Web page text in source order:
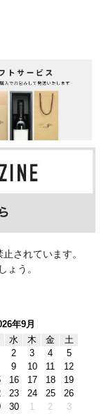
されています。
ょう。
年9月
水 木 金
土
2 3 4
5
9 10 11
12
16 17 18
19
23 24 25
26
30 1 2 3